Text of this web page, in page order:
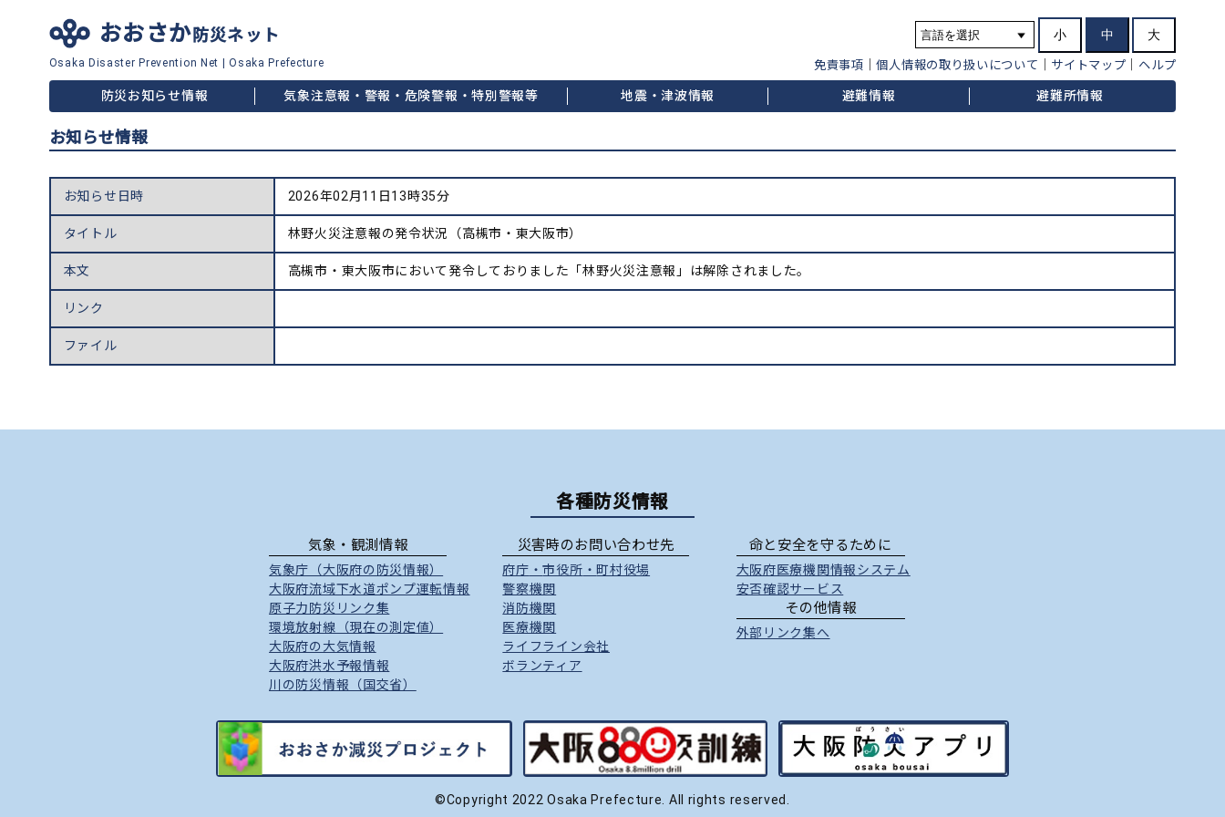
おおさか防災ネット
Osaka Disaster Prevention Net Osaka Prefecture
小 中 大
免責事項 個人情報の取り扱いについて サイトマップ ヘルプ
防災お知らせ情報 気象注意報・警報・危険警報・特別警報等 地震・津波情報 避難情報 避難所情報
お知らせ情報
お知らせ日時 2026年02月11日13時35分
タイトル 林野火災注意報の発令状況（高槻市・東大阪市）
本文 高槻市・東大阪市において発令しておりました「林野火災注意報」は解除されました。
リンク
ファイル
各種防災情報
気象・観測情報
気象庁（大阪府の防災情報）
大阪府流域下水道ポンプ運転情報
原子力防災リンク集
環境放射線（現在の測定値）
大阪府の大気情報
大阪府洪水予報情報
川の防災情報（国交省）
災害時のお問い合わせ先
府庁 ・市役所 ・町村役場
警察機関
消防機関
医療機関
ライフライン会社
ボランティア
命と安全を守るために
大阪府医療機関情報システム
安否確認サービス
その他情報
外部リンク集へ
©Copyright 2022 Osaka Prefecture. All rights reserved.